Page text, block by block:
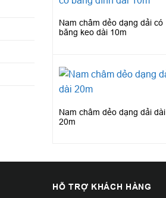
Nam châm dẻo dạng dải có
băng keo dài 10m
Nam châm dẻo dạng dải dài
20m
HỖ TRỢ KHÁCH HÀNG